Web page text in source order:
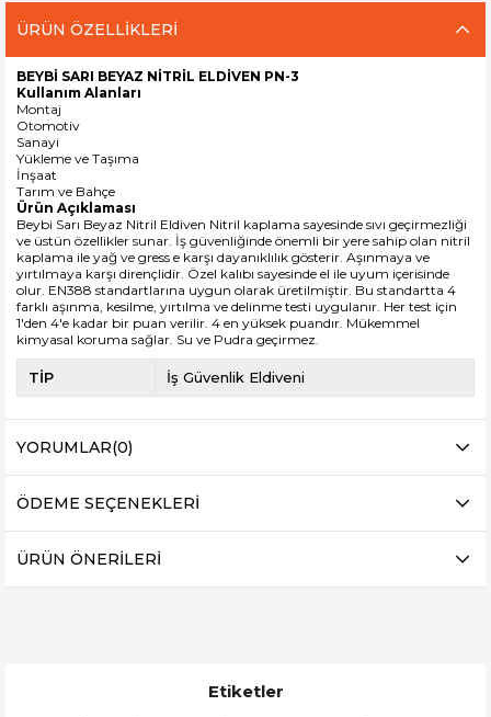
ÜRÜN ÖZELLIKLERI
BEYBİ SARI BEYAZ NİTRİL ELDİVEN PN-3
Kullanım Alanları
Montaj
Otomotiv
Sanayi
Yükleme ve Taşıma
İnşaat
Tarım ve Bahçe
Ürün Açıklaması
Beybi Sarı Beyaz Nitril Eldiven Nitril kaplama sayesinde sıvı geçirmezliği
ve üstün özellikler sunar. İş güvenliğinde önemli bir yere sahip olan nitril
kaplama ile yağ ve gress e karşı dayanıklılık gösterir. Aşınmaya ve
yırtılmaya karşı dirençlidir. Özel kalıbı sayesinde el ile uyum içerisinde
olur. EN388 standartlarına uygun olarak üretilmiştir. Bu standartta 4
farklı aşınma, kesilme, yırtılma ve delinme testi uygulanır. Her test için
1'den 4'e kadar bir puan verilir. 4 en yüksek puandır. Mükemmel
kimyasal koruma sağlar. Su ve Pudra geçirmez.
TİP İş Güvenlik Eldiveni
YORUMLAR(0)
ÖDEME SEÇENEKLERI
ÜRÜN ÖNERILERI
Etiketler